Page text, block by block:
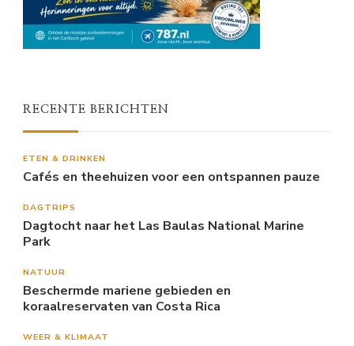
RECENTE BERICHTEN
ETEN & DRINKEN
Cafés en theehuizen voor een ontspannen pauze
DAGTRIPS
Dagtocht naar het Las Baulas National Marine
Park
NATUUR
Beschermde mariene gebieden en
koraalreservaten van Costa Rica
WEER & KLIMAAT